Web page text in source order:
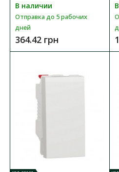
Выключатель Schneider
В наличии
Отправка до 5 рабочих
дней
364.42 грн